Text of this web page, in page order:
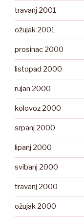
travanj 2001
ožujak 2001
prosinac 2000
listopad 2000
rujan 2000
kolovoz 2000
srpanj 2000
lipanj 2000
svibanj 2000
travanj 2000
ožujak 2000